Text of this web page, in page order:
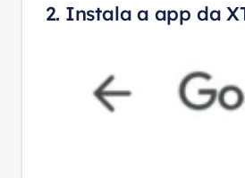
2. Instala a app da